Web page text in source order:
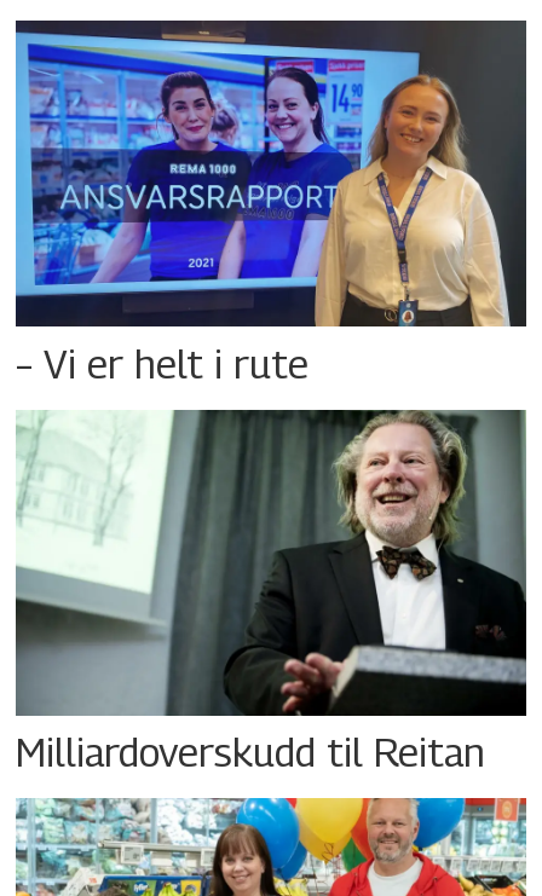
– Vi er helt i rute
Milliardoverskudd til Reitan